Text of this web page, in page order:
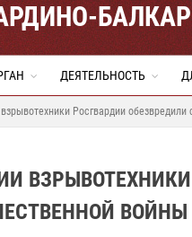
ДЕЯТЕЛЬНОСТЬ
Росгвардии
ВОЙНЫ